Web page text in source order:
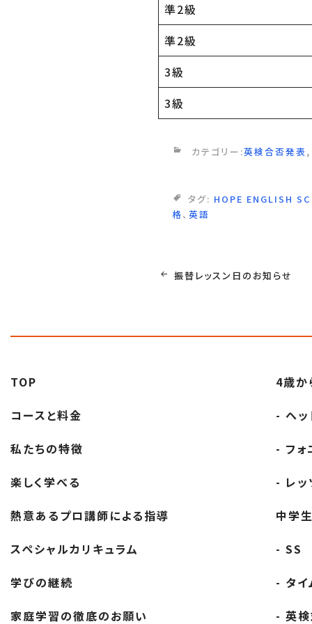
準2級
準2級
3級
3級
カテゴリー:英検合否発表
タグ: HOPE ENGLISH
格、英語
投
振替レッスン日のお知らせ
TOP
コースと料金
私たちの特徴
楽しく学べる
熱意あるプロ講師による指導
スペシャルカリキュラム
学びの継続
家庭学習の徹底のお願い
4歳か
- ヘッ
- フォ
- レッ
中学
- SS
- タイ
- 英